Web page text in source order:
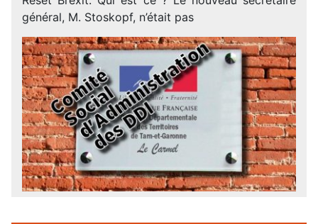
général, M. Stoskopf, n’était pas